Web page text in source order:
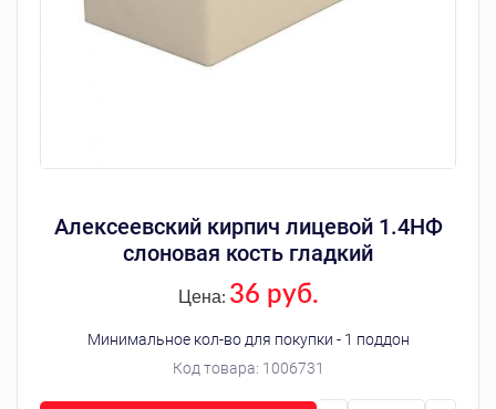
Алексеевский кирпич лицевой 1.4НФ
слоновая кость гладкий
Код товара: 1006731
Цена: 36 руб.
Минимальное кол-во для покупки - 1 поддон